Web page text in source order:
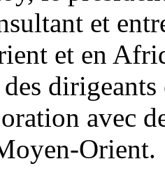
et
et en
avec
Orient.